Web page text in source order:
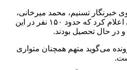
خبرنگار تسنیم، محمد میرخانی،
معاون سازمان نظام پزشکی اعلام کرد که حدود ۱۵۰ نفر در این
در حال تحصیل بودند.
می‌گوید متهم همچنان متواری